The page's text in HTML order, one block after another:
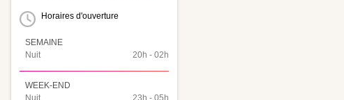
Horaires d'ouverture
SEMAINE
Nuit
20h - 02h
WEEK-END
Nuit
23h - 05h